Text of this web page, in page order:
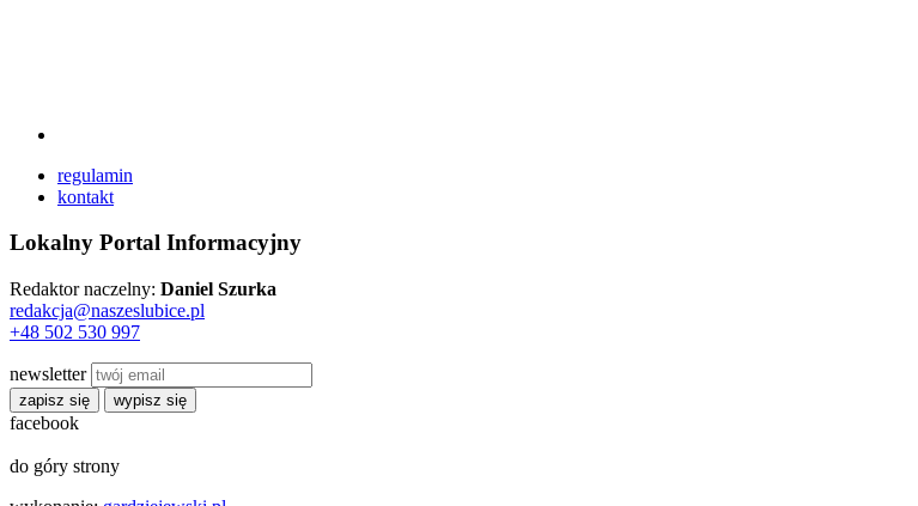
regulamin
kontakt
Lokalny Portal Informacyjny
Redaktor naczelny: Daniel Szurka
redakcja@naszeslubice.pl
+48 502 530 997
newsletter
zapisz się wypisz się
facebook
do góry strony